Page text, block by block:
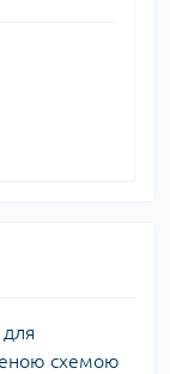
для
схемою